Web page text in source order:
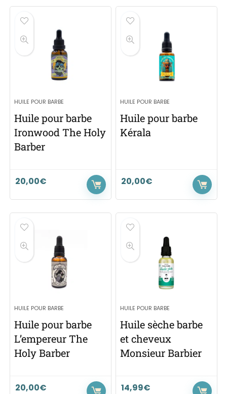
HUILE POUR BARBE
Huile pour barbe
Ironwood The Holy
Barber
20,00€
HUILE POUR BARBE
Huile pour barbe
Kérala
20,00€
HUILE POUR BARBE
Huile pour barbe
L’empereur The
Holy Barber
20,00€
HUILE POUR BARBE
Huile sèche barbe
et cheveux
Monsieur Barbier
14,99€